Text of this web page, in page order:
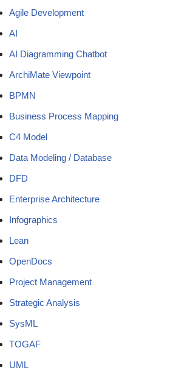
Agile Development
AI
AI Diagramming Chatbot
ArchiMate Viewpoint
BPMN
Business Process Mapping
C4 Model
Data Modeling / Database
DFD
Enterprise Architecture
Infographics
Lean
OpenDocs
Project Management
Strategic Analysis
SysML
TOGAF
UML